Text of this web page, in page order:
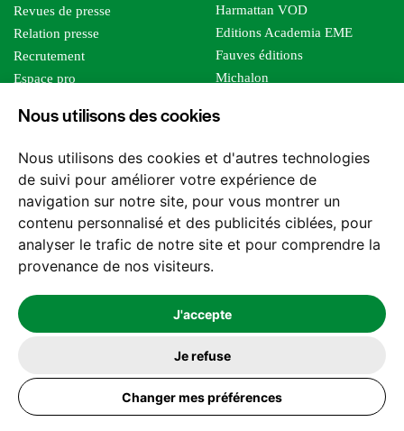
Nous utilisons des cookies
Nous utilisons des cookies et d'autres technologies
de suivi pour améliorer votre expérience de
navigation sur notre site, pour vous montrer un
contenu personnalisé et des publicités ciblées, pour
analyser le trafic de notre site et pour comprendre la
provenance de nos visiteurs.
J'accepte
Je refuse
Changer mes préférences
Revues de presse
Relation presse
Recrutement
Espace pro
Foreign rights
Harmattan VOD
Editions Academia EME
Fauves éditions
Michalon
Editions Sutton
Les impliqués
Tous les éditeurs
Nos structures
Nous contacter
2026 -© Les Editions l'Harmattan. Tous droits réservés - Site réalisé par
Mentions légales
Politique de confidentialité